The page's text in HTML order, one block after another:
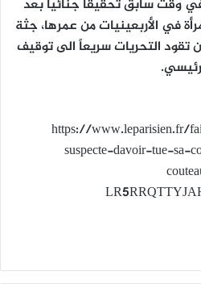
وقت سابق تحقيقاً جنائياً بعد
في الأربعينيات من عمرها، جثة
تقود التحريات سريعاً الى توقيف
https://www.leparisien.fr/
suspecte-davoir-tue-sa-